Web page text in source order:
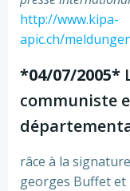
http://www.kipa-
apic.ch/
*04/07/2005*
communiste
râce à la
georges Buffet et